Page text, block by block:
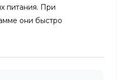
питания. При
они быстро